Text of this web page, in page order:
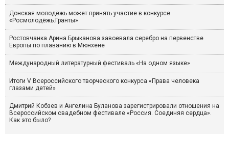
Донская молодёжь может принять участие в конкурсе
«Росмолодёжь.Гранты»
Ростовчанка Арина Брыканова завоевала серебро на первенстве
Европы по плаванию в Мюнхене
Международный литературный фестиваль «На одном языке»
Итоги V Всероссийского творческого конкурса «Права человека
глазами детей»
Дмитрий Кобзев и Ангелина Буланова зарегистрировали отношения на
Всероссийском свадебном фестивале «Россия. Соединяя сердца».
Как это было?